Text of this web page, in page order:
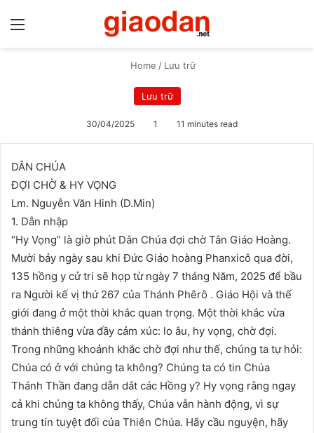
Home / Lưu trữ
Lưu trữ
30/04/2025 1 11 minutes read
DÂN CHÚA
ĐỢI CHỜ & HY VỌNG
Lm. Nguyễn Văn Hinh (D.Min)
1. Dẫn nhập
“Hy Vọng” là giờ phút Dân Chúa đợi chờ Tân Giáo Hoàng.
Mười bảy ngày sau khi Đức Giáo hoàng Phanxicô qua đời,
135 hồng y cử tri sẽ họp từ ngày 7 tháng Năm, 2025 để bầu
ra Người kế vị thứ 267 của Thánh Phêrô . Giáo Hội và thế
giới đang ở một thời khắc quan trọng. Một thời khắc vừa
thánh thiêng vừa đầy cảm xúc: lo âu, hy vọng, chờ đợi.
Trong những khoảnh khắc chờ đợi như thế, chúng ta tự hỏi:
Chúa có ở với chúng ta không? Chúng ta có tin Chúa
Thánh Thần đang dẫn dắt các Hồng y? Hy vọng rằng ngay
cả khi chúng ta không thấy, Chúa vẫn hành động, vì sự
trung tín tuyệt đối của Thiên Chúa. Hãy cầu nguyện, hãy